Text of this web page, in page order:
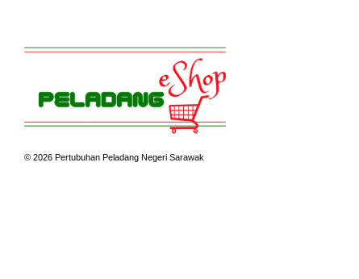
© 2026 Pertubuhan Peladang Negeri Sarawak